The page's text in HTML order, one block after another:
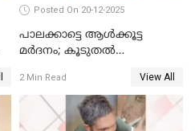
Posted On 20-12-2025
പാലക്കാട്ടെ ആള്‍ക്കൂട്ട
മര്‍ദനം; കൂടുതല്‍
അംഗ സംഘമെന്ന് വിവരം
2 Min Read View All